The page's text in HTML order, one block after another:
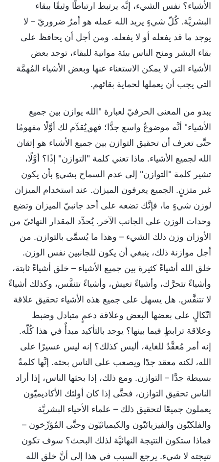
الأشياء؟ نفس الشيء، إنَّه يرتبط ارتباطًا وثيقًا ببقاء
البشريَّة. كُلّ شيءٍ يريد الله عمله هو أمرٌ ضروريّ – لا
يوجد ما قد يفعله أو لا يفعله. ومن أجل أن يحافظ على
بقاء البشر ومنح الناس بيئة مواتية للبقاء، توجد بعض
الأشياء التي لا يمكن الاستغناء عنها وبعض الأشياء المُهمَّة
التي يجب أن يعملها لحماية بقائهم.
يبدو من المعنى الحرفيّ لعبارة "الله يوازن بين جميع
الأشياء" أنَّه موضوعٌ واسع جدًّا؛ فهو ٍيُقدِّم لك أوَّلًا مفهومًا
حتَّى تعرف أن تحقيق التوازن بين جميع الأشياء هو إتقان
الله لجميع الأشياء. ماذا تعني كلمة "التوازن" إذًا؟ أوَّلًا،
تشير كلمة "التوازن" إلى عدم السماح بشيءٍ بأن يكون
غير متزنٍ. الجميع يعرفون الميزان. عند استخدام الميزان
لوزن شيءٍ ما، فإنَّك تضعه على أحد جانبيّ الميزان وتضع
وحدات الوزن على الجانب الآخر. يُحدِّد المقدار النهائيّ من
الأوزان وزن ذلك الشيء – وهذا ما يُسمَّى بالتوازن. من
أجل موازنة ذلك، ينبغي أن يكون للجانبين نفس الوزن.
خلق الله أشياءً كثيرة بين جميع الأشياء – خلق أشياءً ثابتة،
وأشياءً تتحرَّك، وأشياءً تعيش، وأشياءً تتنفَّس، وكذلك أشياءً
لا تتنفَّس. هل يسهل على جميع هذه الأشياء تحقيق علاقة
اتّكالٍ على بعضها البعض وعلاقة دعمٍ متبادل وضبط
وعلاقة ترابطٍ فيما بينها؟ يوجد بالتأكيد مبدأٌ في هذا كُلّه.
إنه أمر مُعقَّدٌ للغاية، أليس كذلك؟ إنه ليس عسيرًا على
الله، لكنه معقد جدًا ويصعب على الناس بحثه. إنَّها كلمةٌ
بسيطة جدَّا – التوازن. ومع ذلك، إذا بحثها الناس، إذا أراد
الناس تحقيق التوازن، فحتَّى إذا كان أولئك الأكاديميّون
يعملون جميعًا لتحقيق ذلك – علماء الأحياء البشريَّة
والفلكيّون والفيزيائيّون والكيميائيّون وحتَّى المُؤرِّخون –
فماذا ستكون النتيجة النهائيَّة لذلك البحث؟ سوف تكون
نتيجته لا شيء. يرجع السبب في هذا إلى أنَّ خلق الله